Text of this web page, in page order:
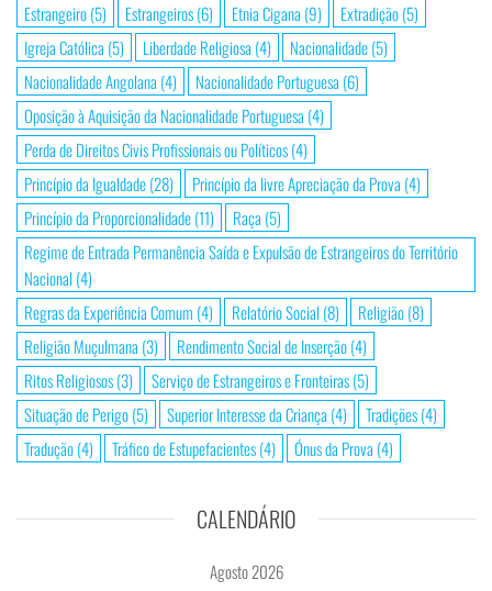
Estrangeiro(5) Estrangeiros(6) Etnia Cigana (9) Extradição(5)
Igreja Católica (5) Liberdade Religiosa (4) Nacionalidade(5)
Nacionalidade Angolana (4) Nacionalidade Portuguesa (6)
Oposição à Aquisição da Nacionalidade Portuguesa (4)
Perda de Direitos Civis Profissionais ou Políticos(4)
Princípio da Igualdade(28) Princípio da livre Apreciação da Prova (4)
Princípio da Proporcionalidade(11) Raça (5)
Regime de Entrada Permanência Saída e Expulsão de Estrangeiros do Território
Nacional (4)
Regras da Experiência Comum (4) Relatório Social (8) Religião(8)
Religião Muçulmana (3) Rendimento Social de Inserção(4)
Ritos Religiosos(3) Serviço de Estrangeiros e Fronteiras(5)
Situação de Perigo(5) Superior Interesse da Criança (4) Tradições(4)
Tradução(4) Tráfico de Estupefacientes(4) Ónus da Prova (4)
CALENDÁRIO
Agosto 2026